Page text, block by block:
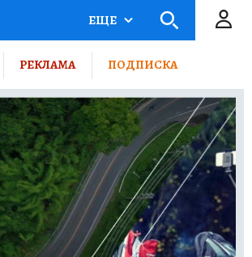
ВСЕ О КП
ЕЩЕ
РЕКЛАМА ПОДПИСКА